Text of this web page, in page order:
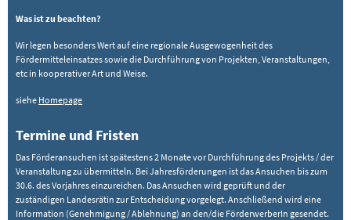
Was ist zu beachten?
​Wir legen besonders Wert auf eine regionale Ausgewogenheit des
Fördermitteleinsatzes sowie die Durchführung von Projekten, Veranstaltungen,
etc in kooperativer Art und Weise.
siehe Homepage
Termine und Fristen
Das Förderansuchen ist spätestens 2 Monate vor Durchführung des Projekts / der
Veranstaltung zu übermitteln. Bei Jahresförderungen ist das Ansuchen bis zum
30.6. des Vorjahres einzureichen. Das Ansuchen wird geprüft und der
zuständigen Landesrätin zur Entscheidung vorgelegt. Anschließend wird eine
Information (Genehmigung / Ablehnung) an den/die FörderwerberIn gesendet.